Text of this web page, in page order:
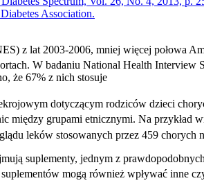
Association.
z lat 2003-2006, mniej więcej połowa
W badaniu National Health
że 67% z nich stosuje
dotyczącym rodziców dzieci
między grupami etnicznymi. Na
leków stosowanych przez 459 chorych
suplementy, jednym z
mogą również wpływać inne